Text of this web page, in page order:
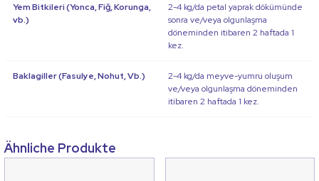
Yem Bitkileri (Yonca, Fiğ, Korunga,
vb.)
2-4 kg/da petal yaprak dökümünde
sonra ve/veya olgunlaşma
döneminden itibaren 2 haftada 1
kez.
Baklagiller (Fasulye, Nohut, Vb.)
2-4 kg/da meyve-yumru oluşum
ve/veya olgunlaşma döneminden
itibaren 2 haftada 1 kez.
Ähnliche Produkte